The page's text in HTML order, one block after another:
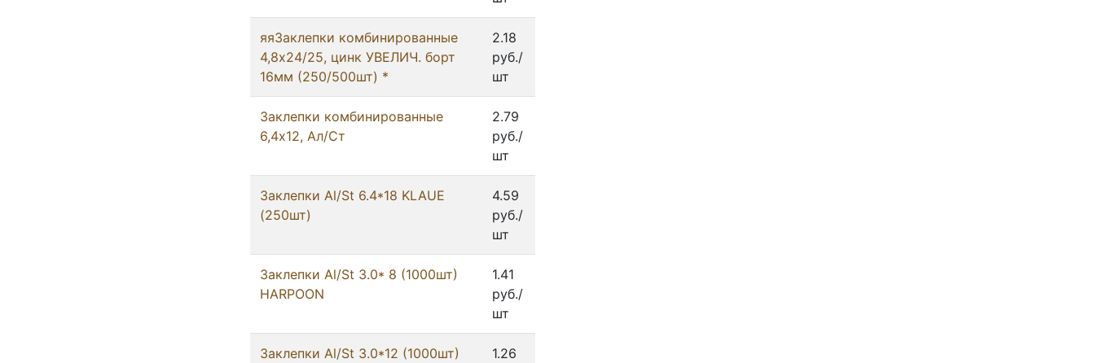
яяЗаклепки комбинированные
4,8х24/25, цинк УВЕЛИЧ. борт
16мм (250/500шт) *
2.18
руб./
шт
Заклепки комбинированные
6,4х12, Ал/Ст
2.79
руб./
шт
Заклепки Al/St 6.4*18 KLAUE
(250шт)
4.59
руб./
шт
Заклепки Al/St 3.0* 8 (1000шт)
HARPOON
1.41
руб./
шт
Заклепки Al/St 3.0*12 (1000шт)
1.26